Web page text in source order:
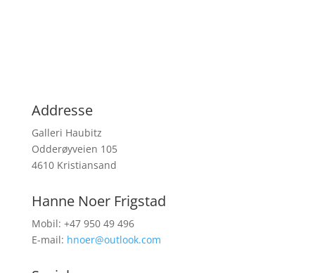
Addresse
Galleri Haubitz
Odderøyveien 105
4610 Kristiansand
Hanne Noer Frigstad
Mobil: +47 950 49 496
E-mail: hnoer@outlook.com